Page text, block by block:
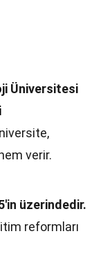
Üniversitesi
verir.
üzerindedir.
reformları